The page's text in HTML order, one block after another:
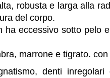
robusta e larga alla
del corpo.
ha eccessivo sotto pelo
marrone e tigrato.
denti inregolari